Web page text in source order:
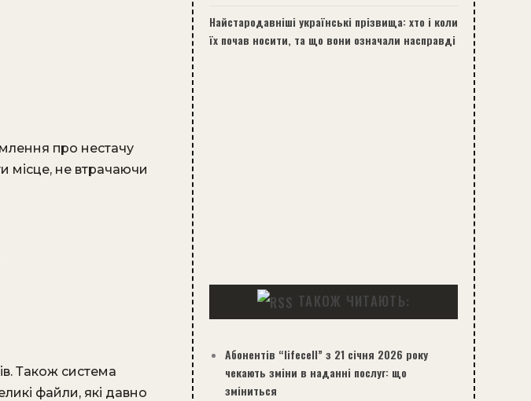
про нестачу
місце, не втрачаючи
Також система
файли, які давно
Найстародавніші українські прізвища: хто і коли
їх почав носити, та що вони означали насправді
ТАКОЖ ЧИТАЮТЬ:
Абонентів “lifecell” з 21 січня 2026 року
чекають зміни в наданні послуг: що
зміниться